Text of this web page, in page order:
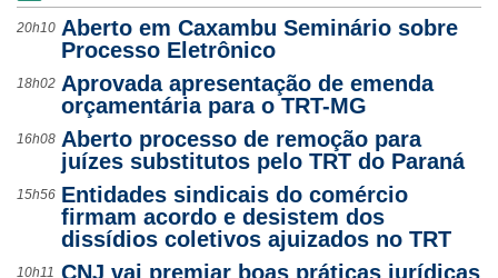
20h10 Aberto em Caxambu Seminário sobre
Processo Eletrônico
18h02 Aprovada apresentação de emenda
orçamentária para o TRT-MG
16h08 Aberto processo de remoção para
juízes substitutos pelo TRT do Paraná
15h56 Entidades sindicais do comércio
firmam acordo e desistem dos
dissídios coletivos ajuizados no TRT
10h11 CNJ vai premiar boas práticas jurídicas